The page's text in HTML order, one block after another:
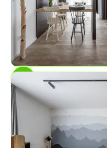
AP č.4Březový háj
6